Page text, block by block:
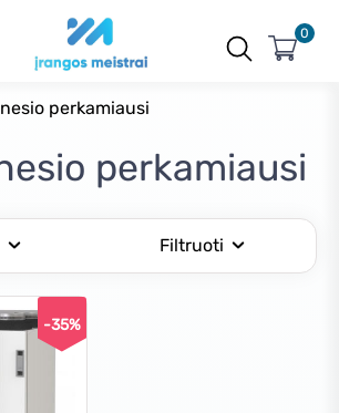
0
perkamiausi
perkamiausi
Filtruoti
-35%